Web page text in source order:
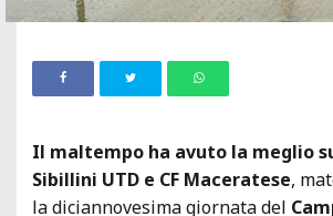
Il maltempo ha avuto la meglio
Sibillini UTD e CF Maceratese,
la diciannovesima giornata del